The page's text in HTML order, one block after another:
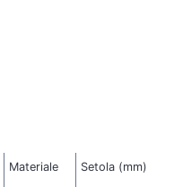
Materiale Setola (mm)